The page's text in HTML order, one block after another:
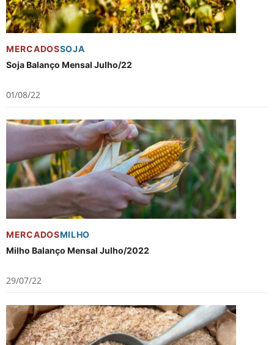
MERCADOSSOJA
Soja Balanço Mensal Julho/22
01/08/22
MERCADOSMILHO
Milho Balanço Mensal Julho/2022
29/07/22